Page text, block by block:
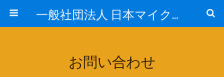
一般社団法人 日本マイクロ・ナノバブル学会
お問い合わせ